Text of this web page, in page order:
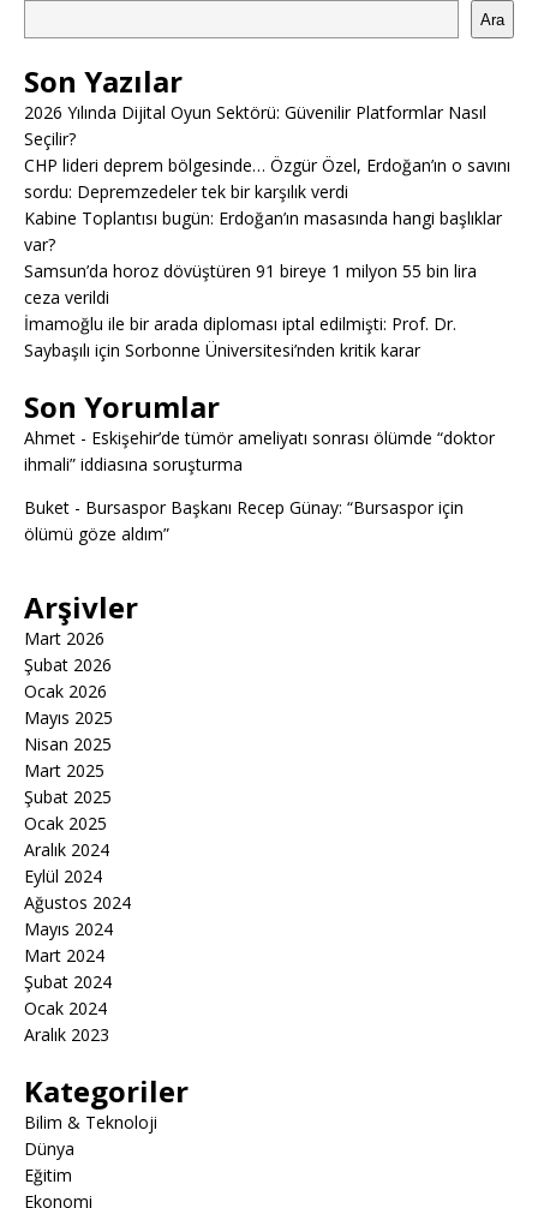
Ara
Son Yazılar
2026 Yılında Dijital Oyun Sektörü: Güvenilir Platformlar Nasıl
Seçilir?
CHP lideri deprem bölgesinde… Özgür Özel, Erdoğan’ın o savını
sordu: Depremzedeler tek bir karşılık verdi
Kabine Toplantısı bugün: Erdoğan’ın masasında hangi başlıklar
var?
Samsun’da horoz dövüştüren 91 bireye 1 milyon 55 bin lira
ceza verildi
İmamoğlu ile bir arada diploması iptal edilmişti: Prof. Dr.
Saybaşılı için Sorbonne Üniversitesi’nden kritik karar
Son Yorumlar
Ahmet - Eskişehir’de tümör ameliyatı sonrası ölümde “doktor
ihmali” iddiasına soruşturma
Buket - Bursaspor Başkanı Recep Günay: “Bursaspor için
ölümü göze aldım”
Arşivler
Mart 2026
Şubat 2026
Ocak 2026
Mayıs 2025
Nisan 2025
Mart 2025
Şubat 2025
Ocak 2025
Aralık 2024
Eylül 2024
Ağustos 2024
Mayıs 2024
Mart 2024
Şubat 2024
Ocak 2024
Aralık 2023
Kategoriler
Bilim & Teknoloji
Dünya
Eğitim
Ekonomi